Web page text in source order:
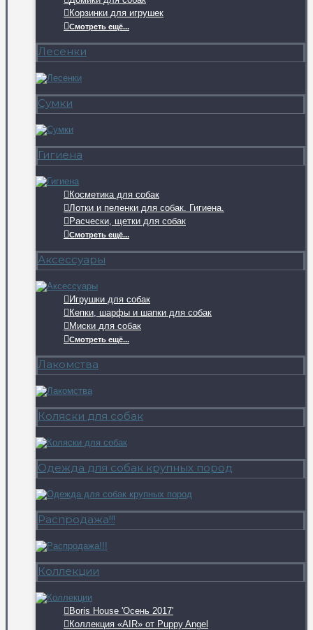
Корзинки для игрушек
Смотреть ещё...
Лесенки
Сумки
Гигиена
Косметика для собак
Лотки и пеленки для собак. Гигиена.
Расчески, щетки для собак
Смотреть ещё...
Аксессуары
Игрушки для собак
Кепки, шарфы и шапки для собак
Миски для собак
Смотреть ещё...
Лакомства
Коляски для собак
Одежда для собак крупных пород
Распродажа!!!
Коллекции
Boris House 'Осень 2017'
Коллекция «AIR» от Puppy Angel